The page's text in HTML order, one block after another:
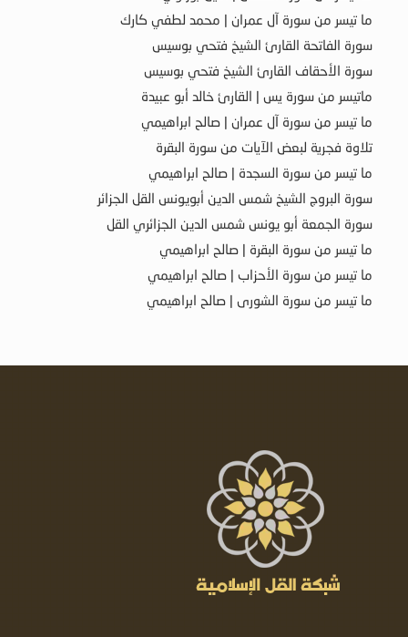
ما تيسر من سورة آل عمران | محمد لطفي كارك
سورة الفاتحة القارئ الشيخ فتحي بوسيس
سورة الأحقاف القارئ الشيخ فتحي بوسيس
ماتيسر من سورة يس | القارئ خالد أبو عبيدة
ما تيسر من سورة آل عمران | صالح ابراهيمي
تلاوة فجرية لبعض الآيات من سورة البقرة
ما تيسر من سورة السجدة | صالح ابراهيمي
سورة البروج الشيخ شمس الدين أبويونس القل الجزائر
سورة الجمعة أبو يونس شمس الدين الجزائري القل
ما تيسر من سورة البقرة | صالح ابراهيمي
ما تيسر من سورة الأحزاب | صالح ابراهيمي
ما تيسر من سورة الشورى | صالح ابراهيمي